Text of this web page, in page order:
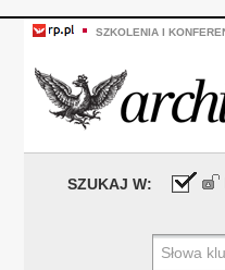
SZKOLENIA I
SZUKAJ W: